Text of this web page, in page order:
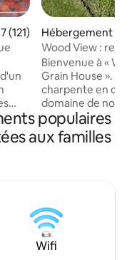
moyenne sur la
(121)
à
Hébergement ⋅
y
Wood View :
avec vue
Bienvenue à «
Grain House ».
charpente en
domaine de notre
privée. Un
de la campagne
de terres
voiture de Hay-
une personne ou
affaires ou les
parfait pour une
populaires
aux familles
Wifi